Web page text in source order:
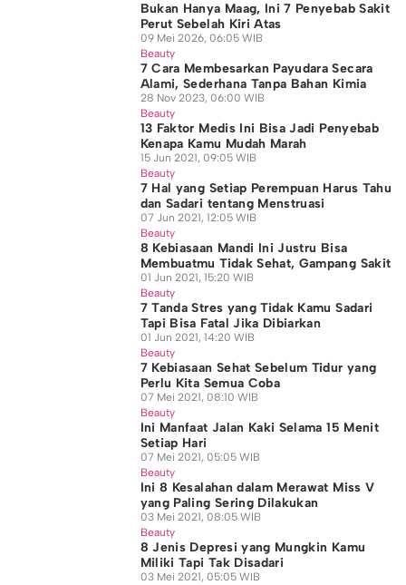
Bukan Hanya Maag, Ini 7 Penyebab Sakit
Perut Sebelah Kiri Atas
09 Mei 2026, 06:05 WIB
Beauty
7 Cara Membesarkan Payudara Secara
Alami, Sederhana Tanpa Bahan Kimia
28 Nov 2023, 06:00 WIB
Beauty
13 Faktor Medis Ini Bisa Jadi Penyebab
Kenapa Kamu Mudah Marah
15 Jun 2021, 09:05 WIB
Beauty
7 Hal yang Setiap Perempuan Harus Tahu
dan Sadari tentang Menstruasi
07 Jun 2021, 12:05 WIB
Beauty
8 Kebiasaan Mandi Ini Justru Bisa
Membuatmu Tidak Sehat, Gampang Sakit
01 Jun 2021, 15:20 WIB
Beauty
7 Tanda Stres yang Tidak Kamu Sadari
Tapi Bisa Fatal Jika Dibiarkan
01 Jun 2021, 14:20 WIB
Beauty
7 Kebiasaan Sehat Sebelum Tidur yang
Perlu Kita Semua Coba
07 Mei 2021, 08:10 WIB
Beauty
Ini Manfaat Jalan Kaki Selama 15 Menit
Setiap Hari
07 Mei 2021, 05:05 WIB
Beauty
Ini 8 Kesalahan dalam Merawat Miss V
yang Paling Sering Dilakukan
03 Mei 2021, 08:05 WIB
Beauty
8 Jenis Depresi yang Mungkin Kamu
Miliki Tapi Tak Disadari
03 Mei 2021, 05:05 WIB